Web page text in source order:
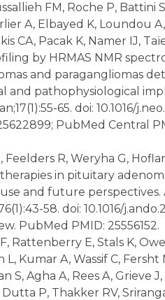
FM, Roche P, Battini
A, Elbayed K, Loundou
CA, Pacak K, Namer IJ,
by HRMAS NMR
and paragangliomas
and pathophysiological
65. doi: 10.1016/
PubMed Central
Feelders R, Weryha G,
in pituitary
and future perspectives.
58. doi: 10.1016/
PubMed PMID: 25556152.
Rattenberry E, Stals K,
L, Kumar A, Wassif C, Fersht
S, Agha A, Rees A, Grieve
Dutta P, Thakker RV,